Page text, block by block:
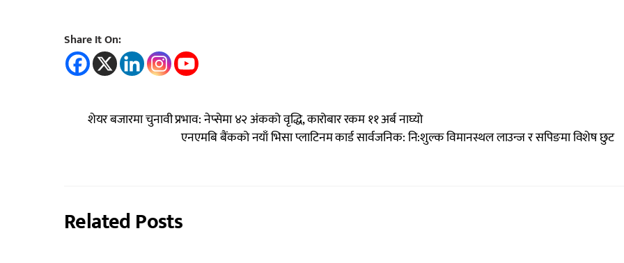
Share It On:
शेयर बजारमा चुनावी प्रभाव: नेप्सेमा ४२ अंकको वृद्धि, कारोबार रकम ११ अर्ब नाघ्यो
एनएमबि बैंकको नयाँ भिसा प्लाटिनम कार्ड सार्वजनिक: नि:शुल्क विमानस्थल लाउन्ज र सपिङमा विशेष छुट
Related Posts